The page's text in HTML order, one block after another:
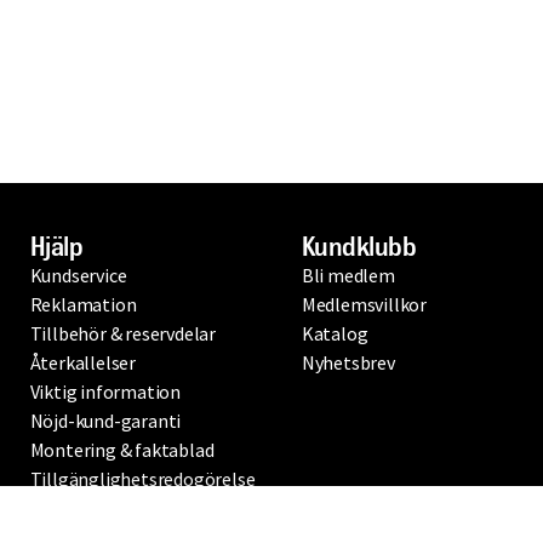
Hjälp
Kundservice
Reklamation
Tillbehör & reservdelar
Återkallelser
Viktig information
Nöjd-kund-garanti
Montering & faktablad
Tillgänglighetsredogörelse
Kundklubb
Bli medlem
Medlemsvillkor
Katalog
Nyhetsbrev